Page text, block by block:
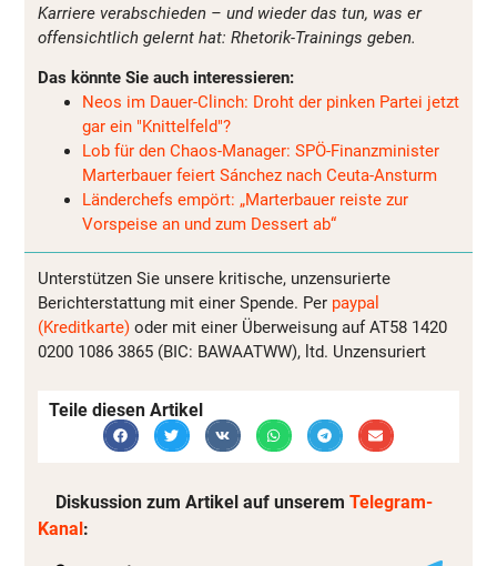
Karriere verabschieden – und wieder das tun, was er
offensichtlich gelernt hat: Rhetorik-Trainings geben.
Das könnte Sie auch interessieren:
Neos im Dauer-Clinch: Droht der pinken Partei jetzt
gar ein "Knittelfeld"?
Lob für den Chaos-Manager: SPÖ-Finanzminister
Marterbauer feiert Sánchez nach Ceuta-Ansturm
Länderchefs empört: „Marterbauer reiste zur
Vorspeise an und zum Dessert ab“
Unterstützen Sie unsere kritische, unzensurierte
Berichterstattung mit einer Spende. Per paypal
(Kreditkarte) oder mit einer Überweisung auf AT58 1420
0200 1086 3865 (BIC: BAWAATWW), ltd. Unzensuriert
Teile diesen Artikel
Diskussion zum Artikel auf unserem Telegram-
Kanal :